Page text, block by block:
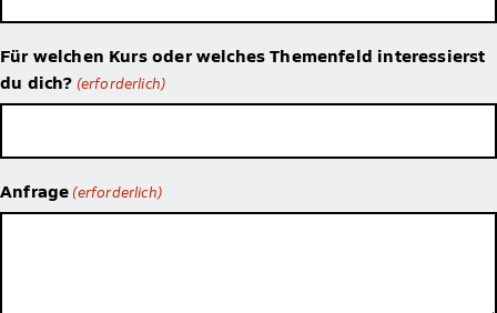
Für welchen Kurs oder welches Themenfeld interessierst
du dich? (erforderlich)
Anfrage (erforderlich)